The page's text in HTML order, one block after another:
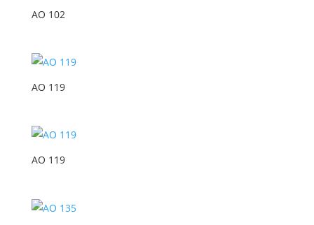
AO 102
AO 119
AO 119